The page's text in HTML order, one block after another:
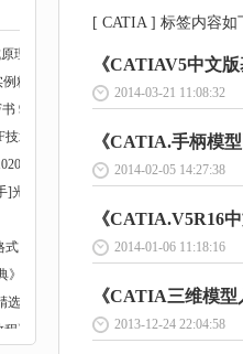
理》48讲+2讲...
精讲》 91666
92183
技术开发HIS自动...
光盘 91992
式11讲 102074...
》光盘 91959
选》7DVD 10...
》 91912
[ CATIA ] 标签内容如
《CATIAV5中文
2014-03-21 11:08:32
《CATIA.手柄模
2014-02-05 14:27:38
《CATIA.V5R16
2014-01-06 11:18:16
《CATIA三维模
2013-12-24 22:04:58